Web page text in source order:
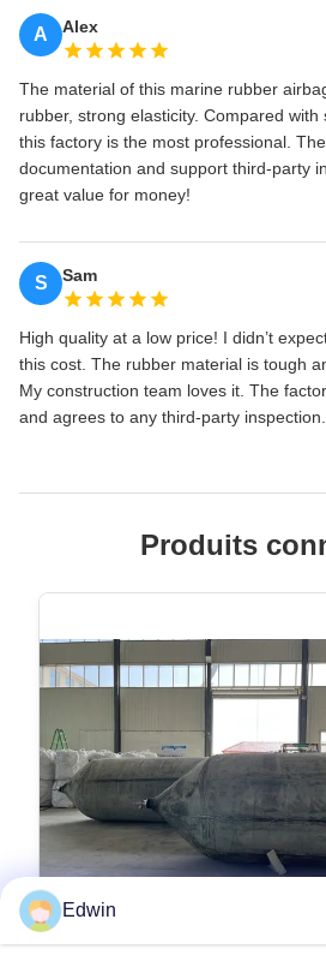
A Alex
The material of this marine rubber
rubber, strong elasticity. Compared with
this factory is the most professional.
documentation and support third-party
great value for money!
S Sam
High quality at a low price! I didn’t
this cost. The rubber material is tough
My construction team loves it. The
and agrees to any third-party
Produits
Edwin